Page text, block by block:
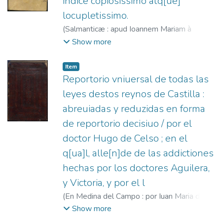
locupletissimo.
(Salmanticæ : apud Ioannem Mariam à
Terranoua,1560
de, fl. 1552-1567
Show more
Item
Reportorio vniuersal de todas las
leyes destos reynos de Castilla :
abreuiadas y reduzidas en forma
de reportorio decisiuo / por el
doctor Hugo de Celso ; en el
q[ua]l, alle[n]de de las addictiones
hechas por los doctores Aguilera,
y Victoria, y por el l
(En Medina del Campo : por Iuan Maria da
Terranoua, y Iacome de Liarcari (En la
Show more